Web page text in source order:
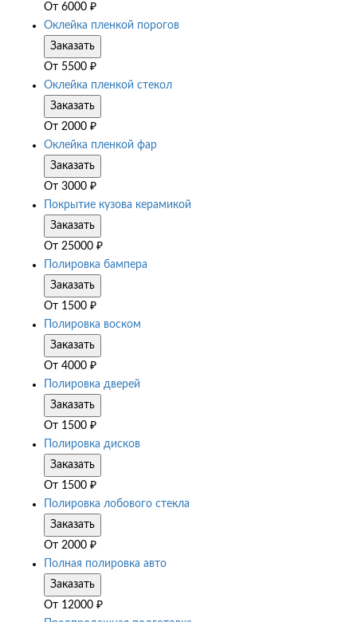
От 6000 ₽
Оклейка пленкой порогов
Заказать
От 5500 ₽
Оклейка пленкой стекол
Заказать
От 2000 ₽
Оклейка пленкой фар
Заказать
От 3000 ₽
Покрытие кузова керамикой
Заказать
От 25000 ₽
Полировка бампера
Заказать
От 1500 ₽
Полировка воском
Заказать
От 4000 ₽
Полировка дверей
Заказать
От 1500 ₽
Полировка дисков
Заказать
От 1500 ₽
Полировка лобового стекла
Заказать
От 2000 ₽
Полная полировка авто
Заказать
От 12000 ₽